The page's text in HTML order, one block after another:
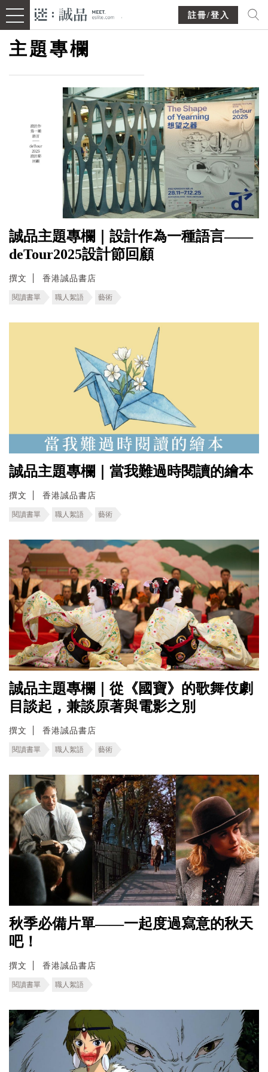
註冊/登入
主題專欄
誠品主題專欄｜設計作為一種語言——
deTour2025設計節回顧
撰文 香港誠品書店
閱讀書單 職人絮語 藝術
誠品主題專欄｜當我難過時閱讀的繪本
撰文 香港誠品書店
閱讀書單 職人絮語 藝術
誠品主題專欄｜從《國寶》的歌舞伎劇
目談起，兼談原著與電影之別
撰文 香港誠品書店
閱讀書單 職人絮語 藝術
秋季必備片單——一起度過寫意的秋天
吧！
撰文 香港誠品書店
閱讀書單 職人絮語